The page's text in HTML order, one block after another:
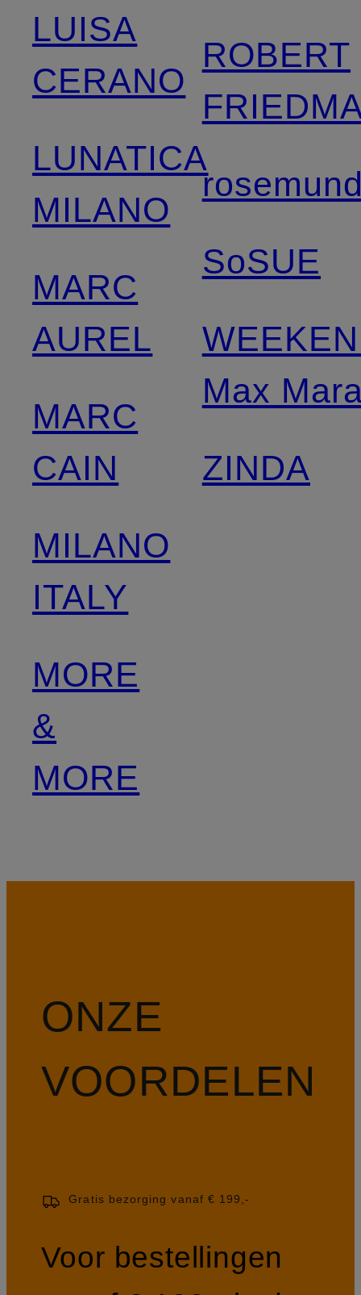
LUISA
CERANO
LUNATICA
MILANO
MARC
AUREL
MARC
CAIN
MILANO
ITALY
MORE
&
MORE
ROBERT
SoSUE
Max
ZINDA
ONZE
VOORDELEN
Gratis bezorging vanaf € 199,-
Voor bestellingen